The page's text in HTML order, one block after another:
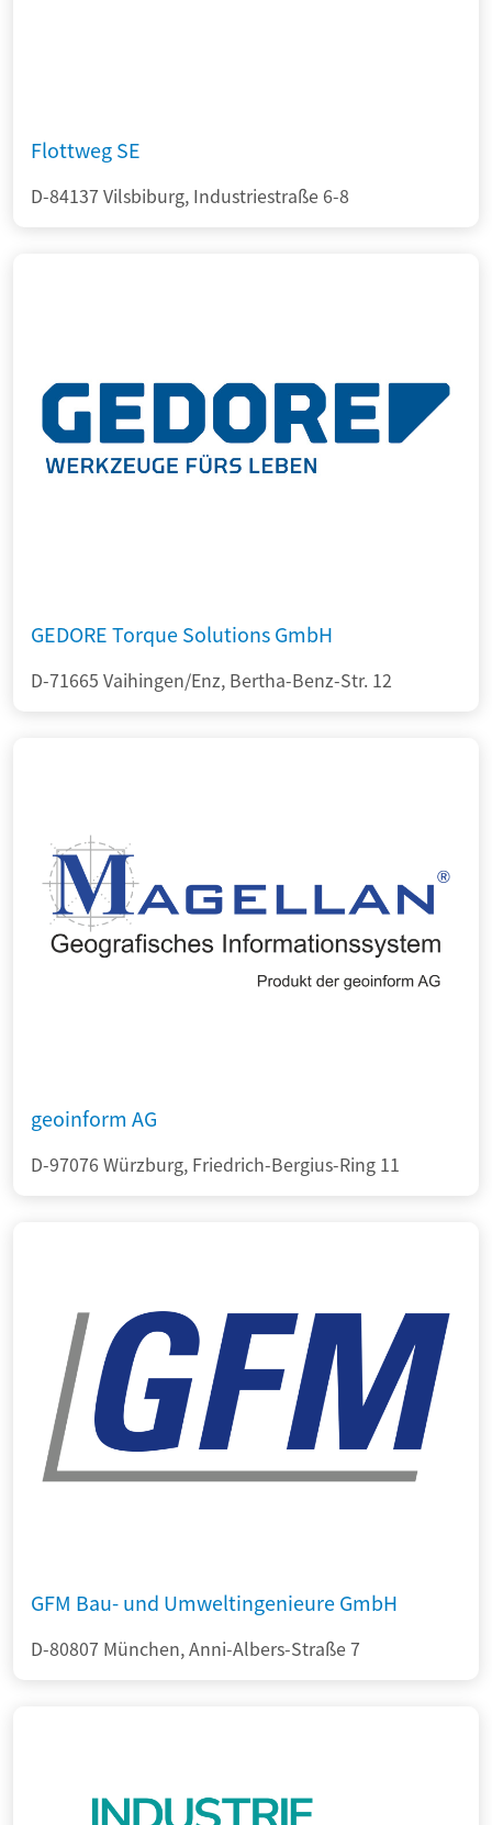
Flottweg SE
D-84137 Vilsbiburg, Industriestraße 6-8
GEDORE Torque Solutions GmbH
D-71665 Vaihingen/Enz, Bertha-Benz-Str. 12
geoinform AG
D-97076 Würzburg, Friedrich-Bergius-Ring 11
GFM Bau- und Umweltingenieure GmbH
D-80807 München, Anni-Albers-Straße 7